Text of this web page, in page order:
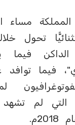
مساء
تحول
الداكن فيما
فيما
التي لم